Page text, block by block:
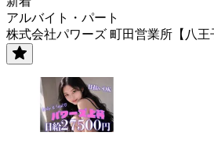
アルバイト・パート
株式会社パワーズ 町田営業所【八王